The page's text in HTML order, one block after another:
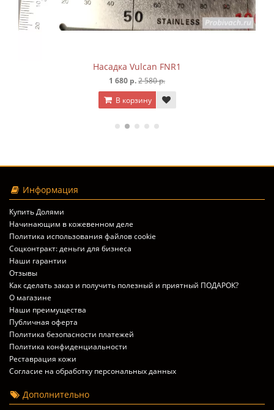
Насадка Vulcan B1
1 680 р.
В корзину
Информация
Купить Долями
Начинающим в кожевенном деле
Политика использования файлов cookie
Соцконтракт: деньги для бизнеса
Наши гарантии
Отзывы
Как сделать заказ и получить полезный и приятный ПОДАРОК?
О магазине
Наши преимущества
Публичная оферта
Политика безопасности платежей
Политика конфиденциальности
Реставрация кожи
Согласие на обработку персональных данных
Дополнительно